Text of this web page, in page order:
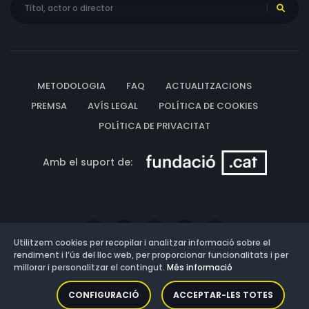
METODOLOGIA FAQ
ACTUALITZACIONS
PREMSA
AVÍS LEGAL
POLÍTICA DE COOKIES
POLÍTICA DE PRIVACITAT
Amb el suport de:
Versió: 3.13.0.202607011342
Utilitzem cookies per recopilar i analitzar informació sobre el
rendiment i l’ús del lloc web, per proporcionar funcionalitats i per
millorar i personalitzar el contingut. Més informació
CONFIGURACIÓ ACCEPTAR-LES TOTES